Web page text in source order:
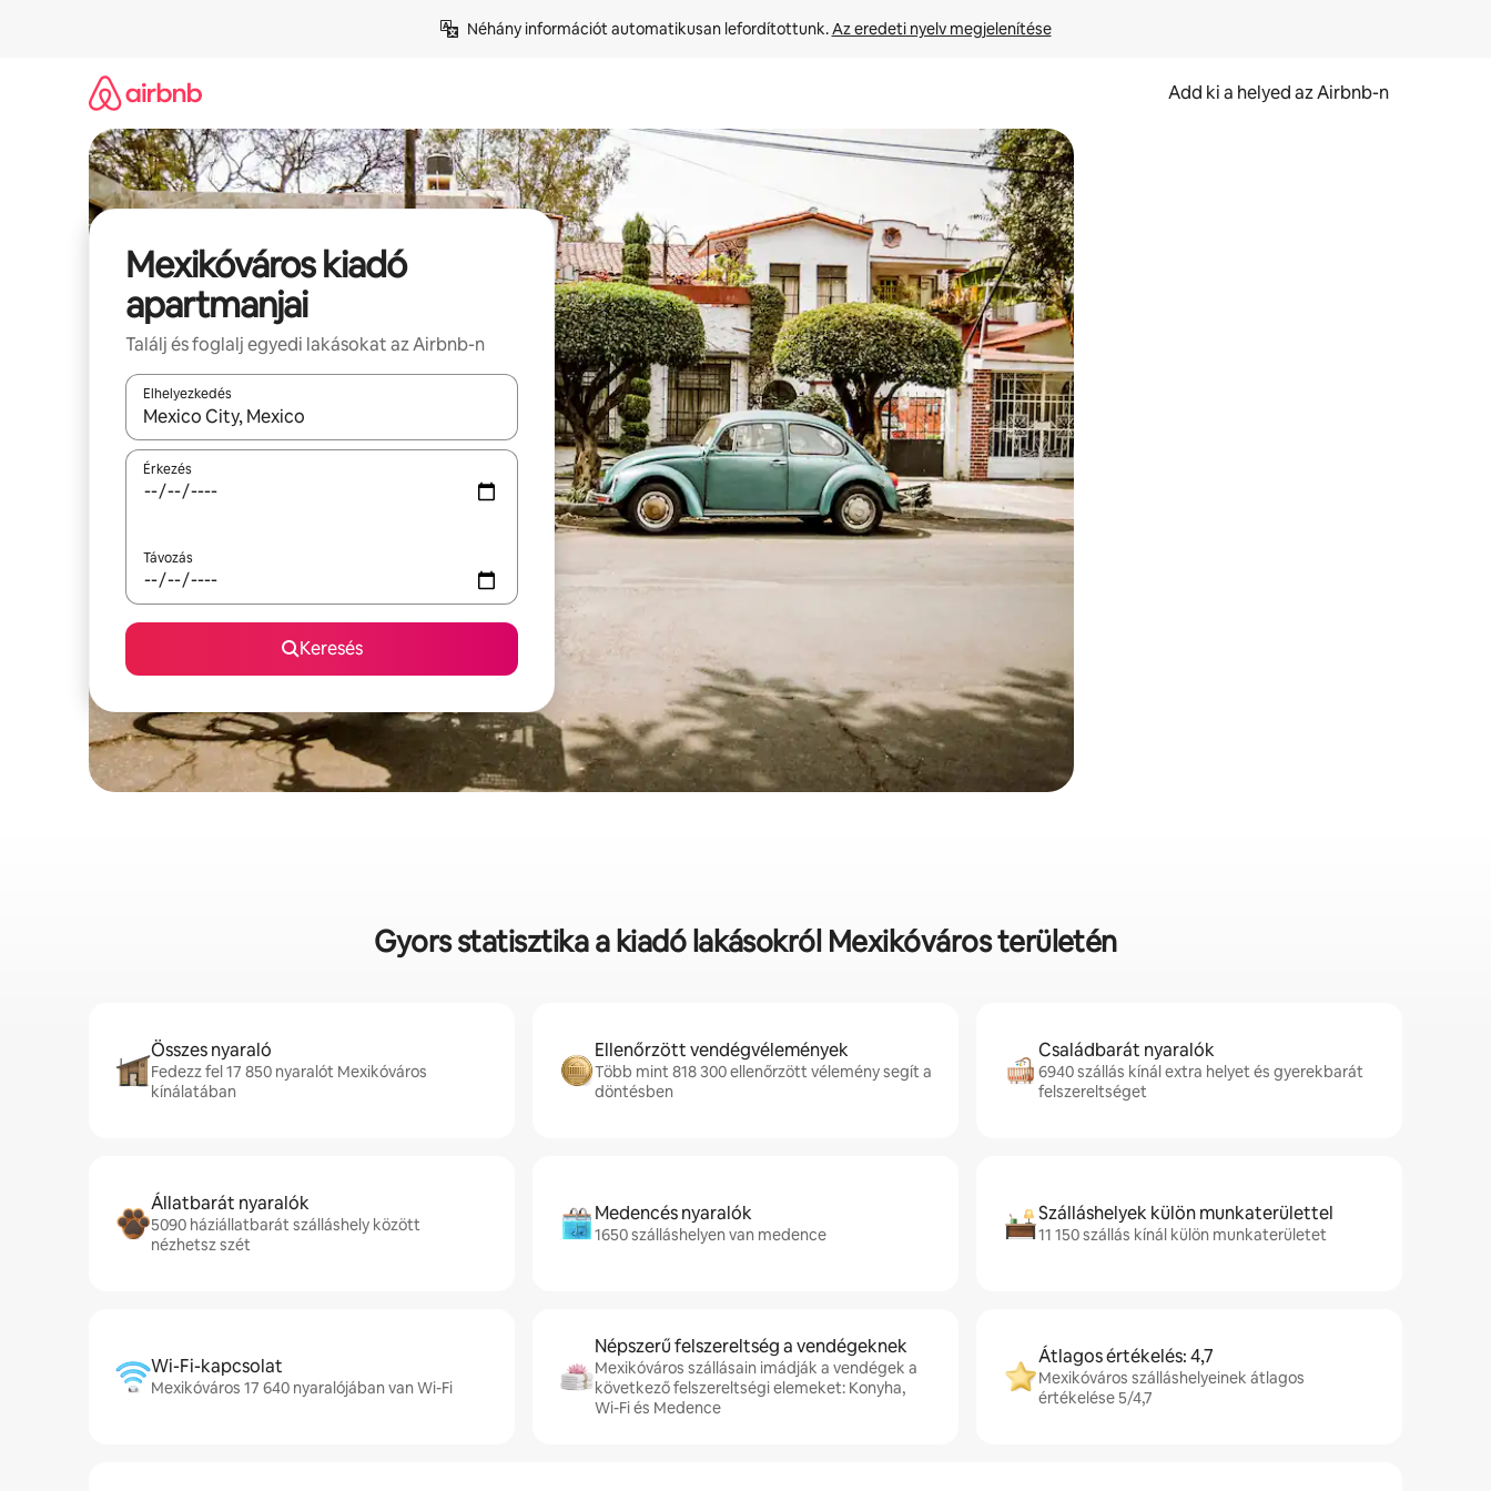
Néhány információt automatikusan lefordítottunk. Az eredeti nyelv megjelenítése
Add ki a helyed az Airbnb-n
Mexikóváros kiadó
apartmanjai
Találj és foglalj egyedi lakásokat az Airbnb-n
Elhelyezkedés
Az eredmények között a felfelé és a lefelé nyíllal navigálhatsz, illetve érintő és lapozó mozdulatokkal is felfedezheted őket.
Érkezés
Távozás
Keresés
Gyors statisztika a kiadó lakásokról Mexikóváros területén
Összes nyaraló
Fedezz fel 17 850 nyaralót Mexikóváros
kínálatában
Ellenőrzött vendégvélemények
Több mint 818 300 ellenőrzött vélemény segít a
döntésben
Családbarát nyaralók
6940 szállás kínál extra helyet és gyerekbarát
felszereltséget
Állatbarát nyaralók
5090 háziállatbarát szálláshely között
nézhetsz szét
Medencés nyaralók
1650 szálláshelyen van medence
Szálláshelyek külön munkaterülettel
11 150 szállás kínál külön munkaterületet
Wi-Fi-kapcsolat
Mexikóváros 17 640 nyaralójában van Wi-Fi
Népszerű felszereltség a vendégeknek
Mexikóváros szállásain imádják a vendégek a
következő felszereltségi elemeket: Konyha,
Wi-Fi és Medence
Átlagos értékelés: 4,7
Mexikóváros szálláshelyeinek átlagos
értékelése 5/4,7